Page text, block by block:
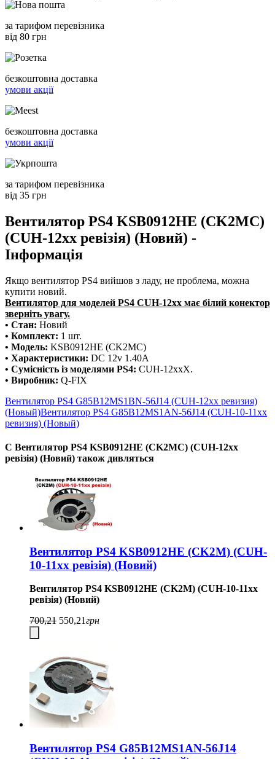
за тарифом перевізника
від 80 грн
безкоштовна доставка
умови акції
безкоштовна доставка
умови акції
за тарифом перевізника
від 35 грн
Вентилятор PS4 KSB0912HE (CK2MC)
(CUH-12хх ревізія) (Новий) -
Інформація
Якщо вентилятор PS4 вийшов з ладу, не проблема, можна
купити новий.
Вентилятор для моделей PS4 CUH-12хх має білий конектор
зверніть увагу.
• Стан: Новий
• Комплект: 1 шт.
• Модель: KSB0912HE (CK2MC)
• Характеристики: DC 12v 1.40A
• Сумісність із моделями PS4: CUH-12xxX.
• Виробник: Q-FIX
Вентилятор PS4 G85B12MS1BN-56J14 (CUH-12хх ревизия)
(Новый)Вентилятор PS4 G85B12MS1AN-56J14 (CUH-10-11хх
ревизия) (Новый)
С Вентилятор PS4 KSB0912HE (CK2MC) (CUH-12хх
ревізія) (Новий) також дивляться
Вентилятор PS4 KSB0912HE (CK2M) (CUH-
10-11хх ревізія) (Новий)
Вентилятор PS4 KSB0912HE (CK2M) (CUH-10-11хх
ревізія) (Новий)
700,21 550,21грн
Вентилятор PS4 G85B12MS1AN-56J14